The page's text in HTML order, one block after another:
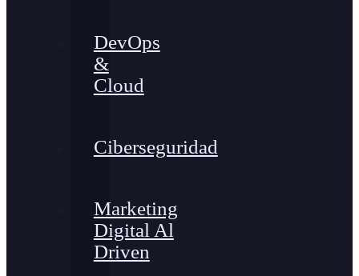
DevOps
&
Cloud
Ciberseguridad
Marketing
Digital Al
Driven